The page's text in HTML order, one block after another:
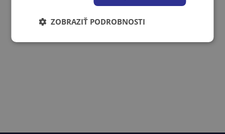
ZOBRAZIŤ PODROBNOSTI